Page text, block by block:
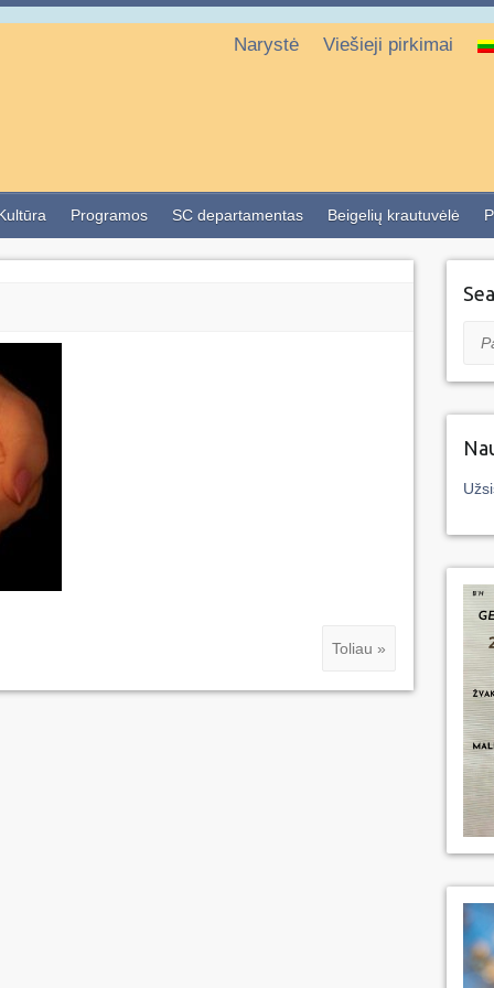
Narystė Viešieji pirkimai
Programos SC departamentas Beigelių krautuvėlė
Toliau »